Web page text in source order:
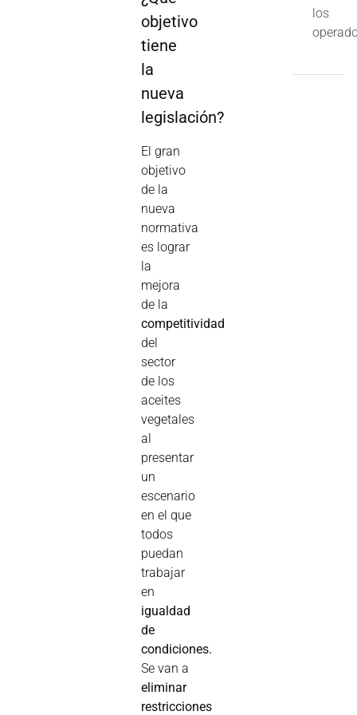
objetivo
tiene
la
nueva
legislación?
El gran
objetivo
de la
nueva
normativa
es lograr
la
mejora
de la
competitividad
del
sector
de los
aceites
vegetales
al
presentar
un
escenario
en el que
todos
puedan
trabajar
en
igualdad
de
condiciones.
Se van a
eliminar
restricciones
los